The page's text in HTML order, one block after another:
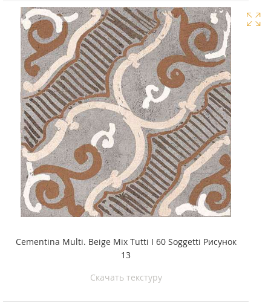
Cementina Multi. Beige Mix Tutti I 60 Soggetti Рисунок
13
Скачать текстуру